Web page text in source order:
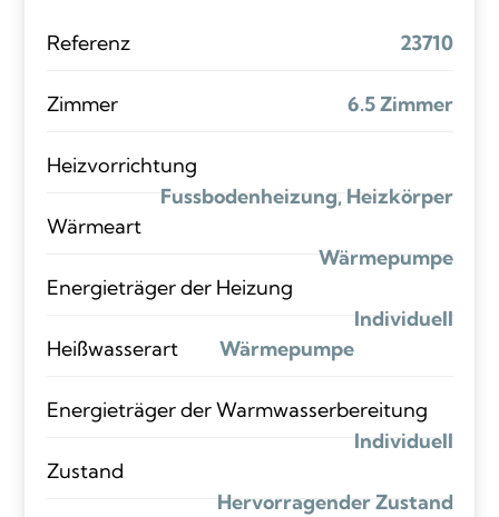
Referenz 23710
Zimmer 6.5 Zimmer
Heizvorrichtung
Fussbodenheizung, Heizkörper
Wärmeart
Wärmepumpe
Energieträger der Heizung
Individuell
Heißwasserart
Wärmepumpe
Energieträger der Warmwasserbereitung
Individuell
Zustand
Hervorragender Zustand